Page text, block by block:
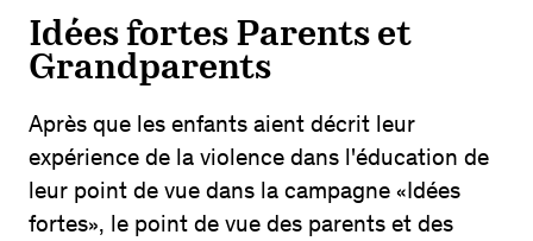
Idées fortes Parents et
Grandparents
Après que les enfants aient décrit leur
expérience de la violence dans l'éducation de
leur point de vue dans la campagne «Idées
fortes», le point de vue des parents et des